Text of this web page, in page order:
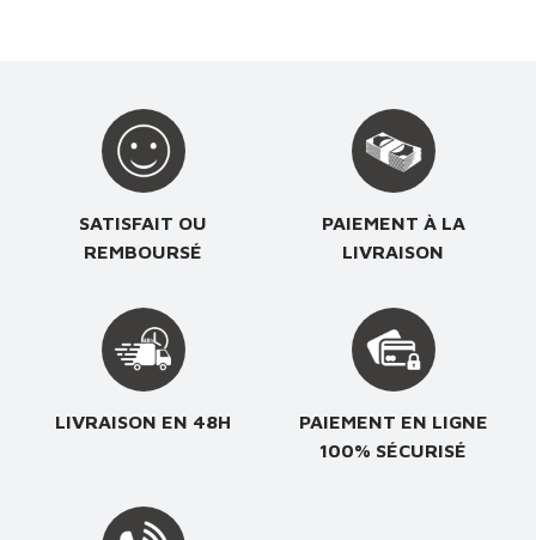
SATISFAIT OU
REMBOURSÉ
PAIEMENT À LA
LIVRAISON
LIVRAISON EN 48H
PAIEMENT EN LIGNE
100% SÉCURISÉ